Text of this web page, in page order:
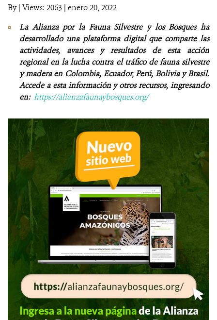
ALIADOS Y ALIANZAS
COBERTURA EN MEDIOS DE COMUNICACIÓN
INFORME ANUAL WCS
By| Views: 2063 | enero 20, 2022
La Alianza por la Fauna Silvestre y los Bosques ha
desarrollado una plataforma digital que comparte las
actividades, avances y resultados de esta acción
regional en la lucha contra el tráfico de fauna silvestre
y madera en Colombia, Ecuador, Perú, Bolivia y Brasil.
Accede a esta información y otros recursos, ingresando
en: https://alianzafaunaybosques.org/